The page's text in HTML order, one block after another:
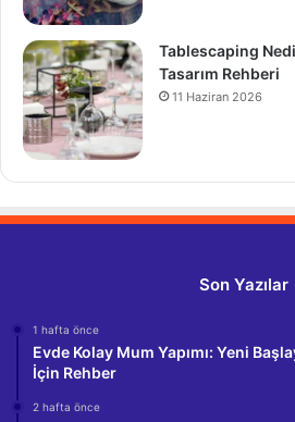
Tablescaping
Tasarım Rehberi
11 Haziran 2026
Son Yazılar
1 hafta önce
Evde Kolay Mum Yapımı: Yeni
İçin Rehber
2 hafta önce